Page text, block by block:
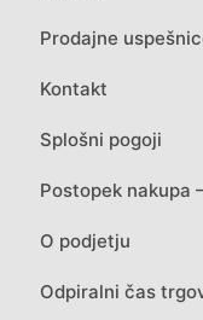
Prodajne
Kontakt
Splošni pogoji
Postopek nakupa
O podjetju
Odpiralni čas